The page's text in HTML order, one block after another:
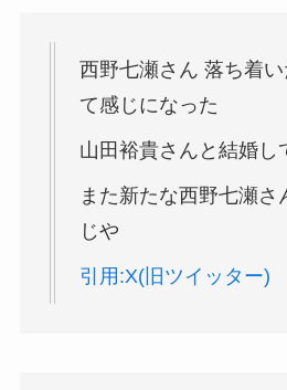
西野七瀬さん 落ち着
て感じになった
山田 裕貴さん と 結婚し
また新たな西野七瀬さ
じや
引用:X(旧ツイッター)